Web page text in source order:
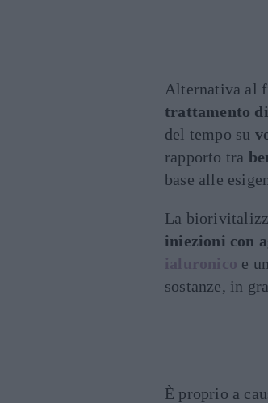
Alternativa al
trattamento
del tempo su
rapporto tra
base alle
La
iniezioni con
ialuronico e
sostanze, in
È proprio a